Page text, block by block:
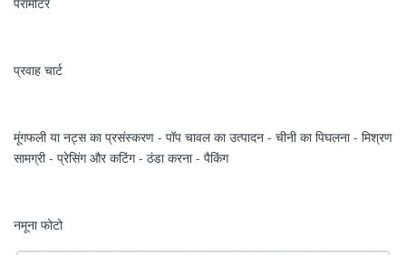
प्रवाह चार्ट
मूंगफली या नट्स का प्रसंस्करण - पॉप चावल का उत्पादन - चीनी का पिघलना - मिश्रण
सामग्री - प्रेसिंग और कटिंग - ठंडा करना - पैकिंग
नमूना फोटो